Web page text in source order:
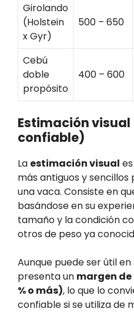
Girolando
(Holstein
x Gyr)
500 – 650
Cebú
doble
propósito
400 – 600
Estimación
confiable)
La estimación visual
más antiguos y
una vaca. Consiste en
basándose en su
tamaño y la condición
otros de peso ya
Aunque puede ser útil
presenta un margen de
% o más), lo que lo
confiable si se utiliza de